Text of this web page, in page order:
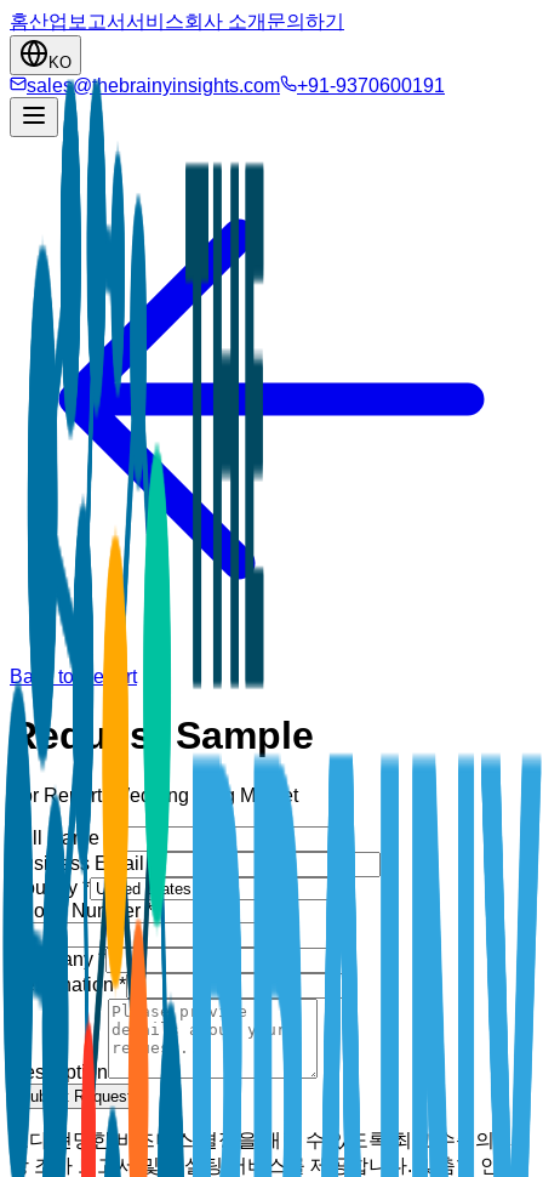
홈산업 보고서서비스회사 소개 문의하기
KO
sales@thebrainyinsights.com +91-9370600191
Back to Report
Request Sample
For Report: Wedding Ring Market
Full Name *
Business Email *
Country *
Phone Number *
Company *
Designation *
Description
Submit Request
보다 현명한 비즈니스 결정을 내릴 수 있도록 최고 수준의 시
장 조사 보고서 및 컨설팅 서비스를 제공합니다. 맞춤형 인사